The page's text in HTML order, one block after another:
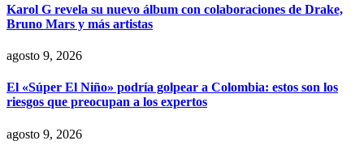
Karol G revela su nuevo álbum con colaboraciones de Drake,
Bruno Mars y más artistas
agosto 9, 2026
El «Súper El Niño» podría golpear a Colombia: estos son los
riesgos que preocupan a los expertos
agosto 9, 2026